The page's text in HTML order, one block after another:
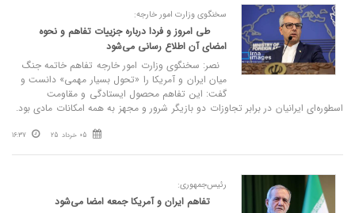
سخنگوی وزارت امور خارجه:
طی امروز و فردا درباره جزییات تفاهم و نحوه
امضای آن اطلاع رسانی می‌شود
نصر: سخنگوی وزارت امور خارجه تفاهم خاتمه جنگ
میان ایران و آمریکا را «تحول بسیار مهمی» دانست و
گفت: این تفاهم محصول ایستادگی و مقاومت
اسطوره‌ای ایرانیان در برابر تجاوزات دو بازیگر شرور و مجهز به همه امکانات مادی بود.
05 خرداد 25 16:37
رئیس‌جمهوری:
تفاهم ایران و آمریکا جمعه امضا می‌شود